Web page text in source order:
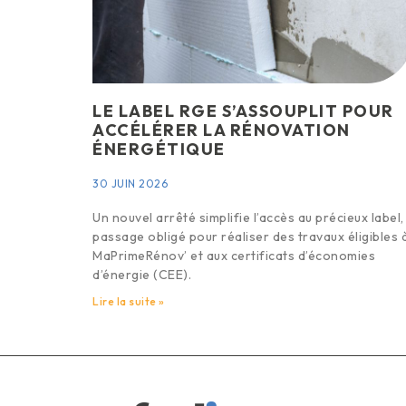
LE LABEL RGE S’ASSOUPLIT POUR
ACCÉLÉRER LA RÉNOVATION
ÉNERGÉTIQUE
30 JUIN 2026
Un nouvel arrêté simplifie l’accès au précieux label,
passage obligé pour réaliser des travaux éligibles
MaPrimeRénov’ et aux certificats d’économies
d’énergie (CEE).
Lire la suite »